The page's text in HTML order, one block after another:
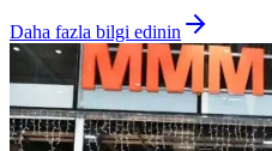
Daha fazla bilgi edinin